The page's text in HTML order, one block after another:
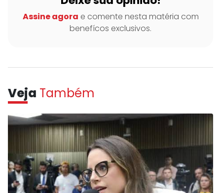
Assine agora e comente nesta matéria com
benefícos exclusivos.
Veja Também